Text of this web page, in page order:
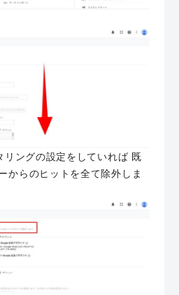
リングの設定をしていれば 既
からのヒットを全て除外しま